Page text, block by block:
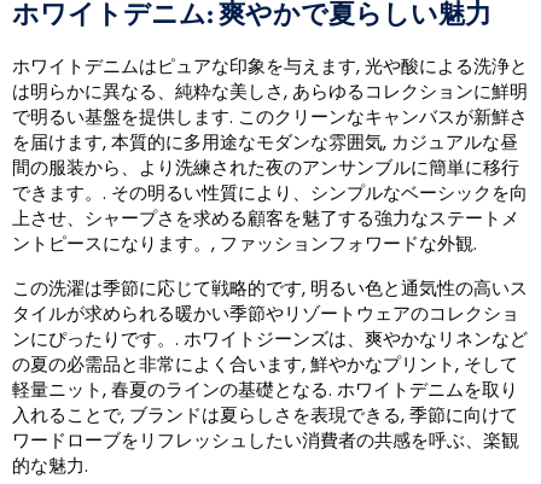
ホワイトデニム: 爽やかで夏らしい魅力
ホワイトデニムはピュアな印象を与えます, 光や酸による洗浄と
は明らかに異なる、純粋な美しさ, あらゆるコレクションに鮮明
で明るい基盤を提供します. このクリーンなキャンバスが新鮮さ
を届けます, 本質的に多用途なモダンな雰囲気, カジュアルな昼
間の服装から、より洗練された夜のアンサンブルに簡単に移行
できます。. その明るい性質により、シンプルなベーシックを向
上させ、シャープさを求める顧客を魅了する強力なステートメ
ントピースになります。, ファッションフォワードな外観.
この洗濯は季節に応じて戦略的です, 明るい色と通気性の高いス
タイルが求められる暖かい季節やリゾートウェアのコレクショ
ンにぴったりです。. ホワイトジーンズは、爽やかなリネンなど
の夏の必需品と非常によく合います, 鮮やかなプリント, そして
軽量ニット, 春夏のラインの基礎となる. ホワイトデニムを取り
入れることで, ブランドは夏らしさを表現できる, 季節に向けて
ワードローブをリフレッシュしたい消費者の共感を呼ぶ、楽観
的な魅力.